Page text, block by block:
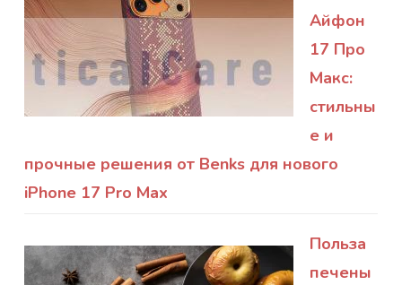
Айфон
17 Про
Макс:
стильны
е и
прочные решения от Benks для нового
iPhone 17 Pro Max
Польза
печены